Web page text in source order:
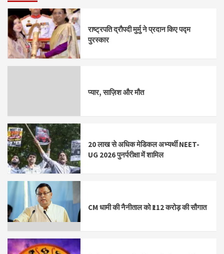
राष्ट्रपति द्रौपदी मुर्मु ने प्रदान किए पद्म
पुरस्कार
प्यार, साज़िश और मौत
20 लाख से अधिक मेडिकल अभ्यर्थी NEET-
UG 2026 पुनर्परीक्षा में शामिल
CM धामी की नैनीताल को ₹112 करोड़ की सौगात